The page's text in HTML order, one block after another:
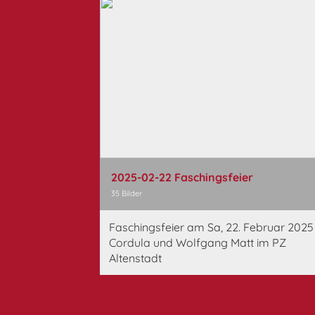
2025-02-22 Faschingsfeier
35 Bilder
Faschingsfeier am Sa, 22. Februar
Cordula und Wolfgang Matt im PZ
Altenstadt